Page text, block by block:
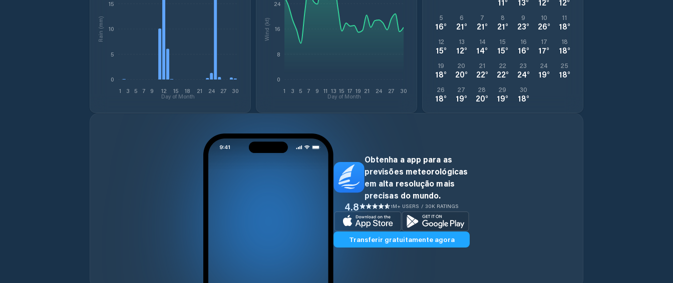
1 3 5 7 9 12 15 18 21 24 27 30
Day of Month
0
5
10
15
Rain (mm)
1 3 5 7 9 11 13 15 17 19 21 24 27 30
Day of Month
0
8
16
24
Wind (kt)
11° 13° 12° 12°
5
16°
6
21°
7
21°
8
21°
9
23°
10
26°
11
18°
12
15°
13
12°
14
14°
15
15°
16
16°
17
17°
18
18°
19
18°
20
20°
21
22°
22
22°
23
24°
24
19°
25
18°
26
18°
27
19°
28
20°
29
19°
30
18°
Obtenha a app para as
previsões meteorológicas
em alta resolução mais
precisas do mundo.
4.8 1M+ USERS / 30K RATINGS
Transferir gratuitamente agora